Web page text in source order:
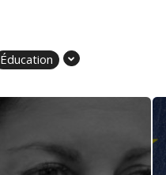
Éducation